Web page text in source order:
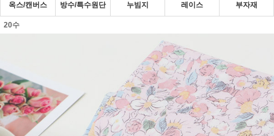
옥스/캔버스 방수/특수원단 누빔지 레이스 부자재
20수